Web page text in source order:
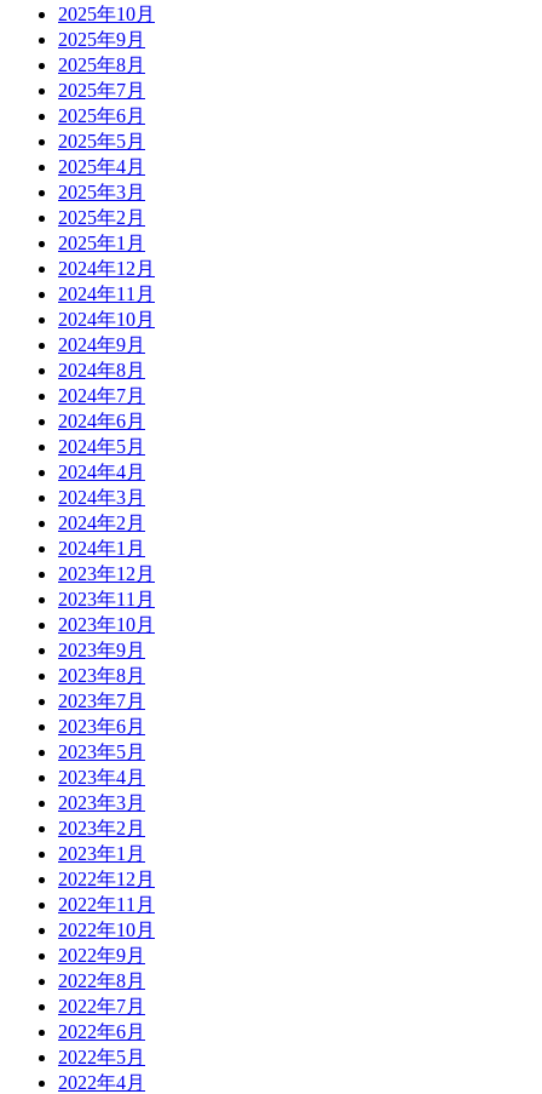
2025年10月
2025年9月
2025年8月
2025年7月
2025年6月
2025年5月
2025年4月
2025年3月
2025年2月
2025年1月
2024年12月
2024年11月
2024年10月
2024年9月
2024年8月
2024年7月
2024年6月
2024年5月
2024年4月
2024年3月
2024年2月
2024年1月
2023年12月
2023年11月
2023年10月
2023年9月
2023年8月
2023年7月
2023年6月
2023年5月
2023年4月
2023年3月
2023年2月
2023年1月
2022年12月
2022年11月
2022年10月
2022年9月
2022年8月
2022年7月
2022年6月
2022年5月
2022年4月